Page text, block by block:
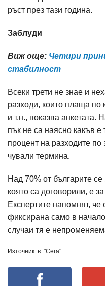
ръст през тази година.
Заблуди
Виж още: Четири
стабилност
Всеки трети не знае и
разходи, които плаща по
и т.н., показва анкетата.
пък не са наясно какъв
процент на разходите
чували термина.
Над 70% от българите
която са договорили, е
Експертите напомнят,
фиксирана само в
случаи тя е
Източник: в. "Сега"